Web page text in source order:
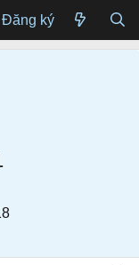
Đăng ký